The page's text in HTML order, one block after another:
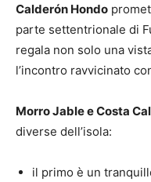
Calderón Hondo
parte settentrionale di
regala non solo una
l’incontro ravvicinato
Morro Jable e Costa
diverse dell’isola:
il primo è un